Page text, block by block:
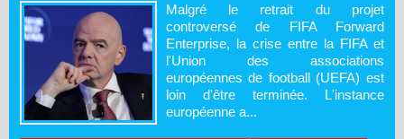
Malgré le retrait du projet
controversé de FIFA Forward
Enterprise, la crise entre la FIFA et
l'Union des associations
européennes de football (UEFA) est
loin d'être terminée. L'instance
européenne a...